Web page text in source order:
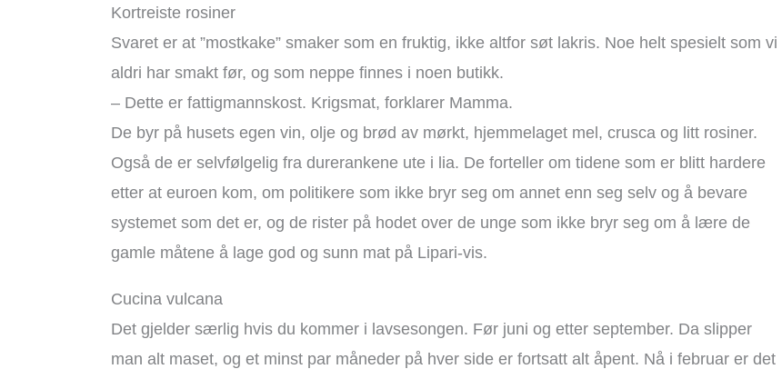
Kortreiste rosiner
Svaret er at ”mostkake” smaker som en fruktig, ikke altfor søt lakris. Noe helt spesielt som vi
aldri har smakt før, og som neppe finnes i noen butikk.
– Dette er fattigmannskost. Krigsmat, forklarer Mamma.
De byr på husets egen vin, olje og brød av mørkt, hjemmelaget mel, crusca og litt rosiner.
Også de er selvfølgelig fra durerankene ute i lia. De forteller om tidene som er blitt hardere
etter at euroen kom, om politikere som ikke bryr seg om annet enn seg selv og å bevare
systemet som det er, og de rister på hodet over de unge som ikke bryr seg om å lære de
gamle måtene å lage god og sunn mat på Lipari-vis.
Cucina vulcana
Det gjelder særlig hvis du kommer i lavsesongen. Før juni og etter september. Da slipper
man alt maset, og et minst par måneder på hver side er fortsatt alt åpent. Nå i februar er det